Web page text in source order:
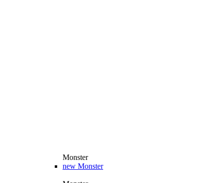
Monster
new Monster